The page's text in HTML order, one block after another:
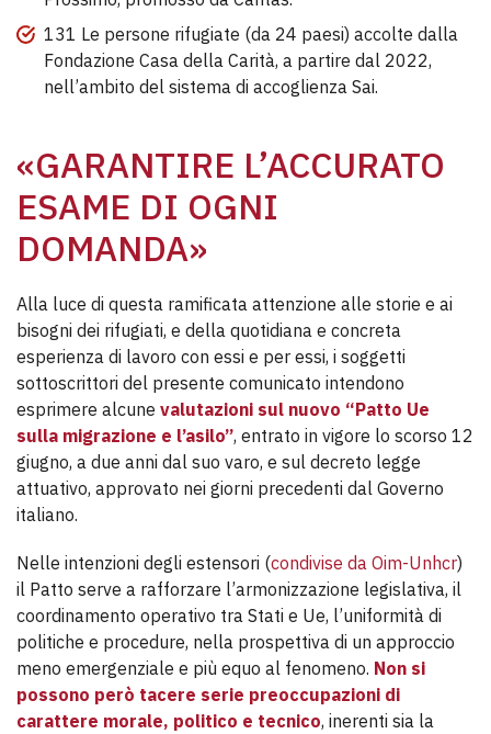
131 Le persone rifugiate (da 24 paesi) accolte dalla
Fondazione Casa della Carità, a partire dal 2022,
nell’ambito del sistema di accoglienza Sai.
«GARANTIRE L’ACCURATO
ESAME DI OGNI
DOMANDA»
Alla luce di questa ramificata attenzione alle storie e ai
bisogni dei rifugiati, e della quotidiana e concreta
esperienza di lavoro con essi e per essi, i soggetti
sottoscrittori del presente comunicato intendono
esprimere alcune valutazioni sul nuovo “Patto Ue
sulla migrazione e l’asilo”, entrato in vigore lo scorso 12
giugno, a due anni dal suo varo, e sul decreto legge
attuativo, approvato nei giorni precedenti dal Governo
italiano.
Nelle intenzioni degli estensori (condivise da Oim-Unhcr)
il Patto serve a rafforzare l’armonizzazione legislativa, il
coordinamento operativo tra Stati e Ue, l’uniformità di
politiche e procedure, nella prospettiva di un approccio
meno emergenziale e più equo al fenomeno. Non si
possono però tacere serie preoccupazioni di
carattere morale, politico e tecnico, inerenti sia la